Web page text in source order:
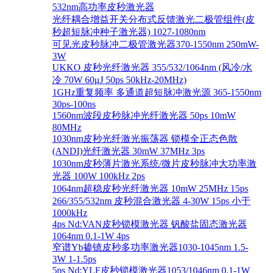
532nm高功率皮秒激光器
光纤耦合增益开关分布式反馈激光二极管组件(皮
秒超短脉冲种子激光器) 1027-1080nm
可见光皮秒脉冲二极管激光器370-1550nm 250mW-
3W
UKKO 皮秒光纤激光器 355/532/1064nm (风冷/水
冷 70W 60μJ 50ps 50kHz-20MHz)
1GHz重复频率 多通道超短脉冲激光源 365-1550nm
30ps-100ns
1560nm波段皮秒脉冲光纤激光器 50ps 10mW
80MHz
1030nm皮秒光纤激光振荡器 锁模全正态色散
(ANDI)光纤激光器 30mW 37MHz 3ps
1030nm皮秒薄片激光系统/微片皮秒脉冲大功率激
光器 100W 100kHz 2ps
1064nm超稳皮秒光纤激光器 10mW 25MHz 15ps
266/355/532nm 皮秒混合激光器 4-30W 15ps 小于
1000kHz
4ps Nd:VAN皮秒锁模激光器 钒酸盐固态激光器
1064nm 0.1-1W 4ps
窄谱Yb掺镱皮秒多功率激光器1030-1045nm 1.5-
3W 1-1.5ps
5ps Nd:YLF皮秒锁模激光器1053/1046nm 0.1-1W